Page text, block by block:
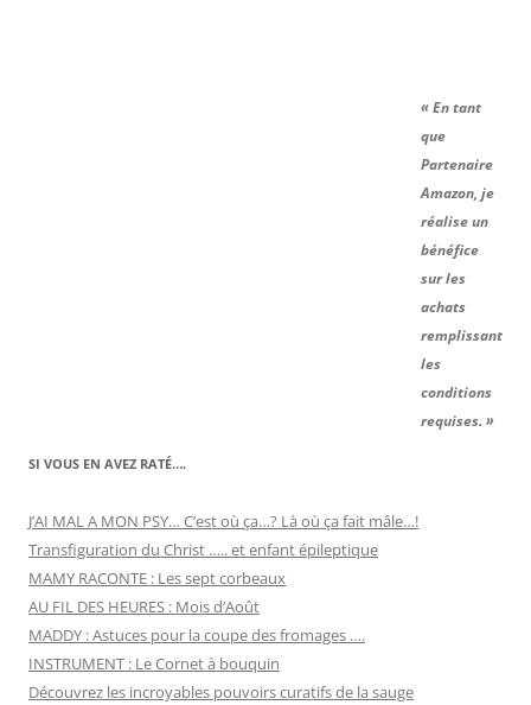
« En tant
que
Partenaire
Amazon, je
réalise un
bénéfice
sur les
achats
remplissant
les
conditions
requises. »
SI VOUS EN AVEZ RATÉ….
J’AI MAL A MON PSY… C’est où ça…? Là où ça fait mâle…!
Transfiguration du Christ ….. et enfant épileptique
MAMY RACONTE : Les sept corbeaux
AU FIL DES HEURES : Mois d’Août
MADDY : Astuces pour la coupe des fromages ….
INSTRUMENT : Le Cornet à bouquin
Découvrez les incroyables pouvoirs curatifs de la sauge